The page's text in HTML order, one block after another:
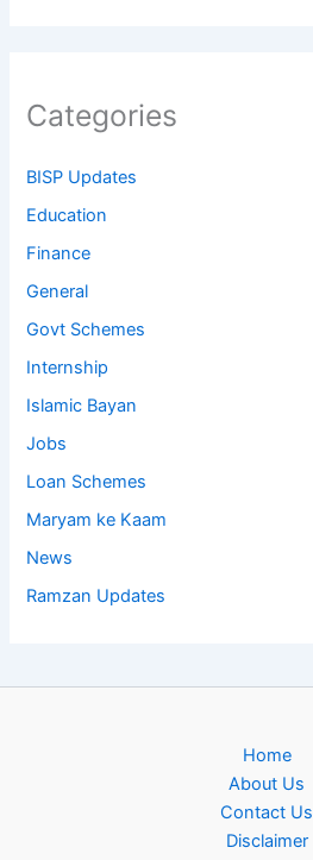
Categories
BISP Updates
Education
Finance
General
Govt Schemes
Internship
Islamic Bayan
Jobs
Loan Schemes
Maryam ke Kaam
News
Ramzan Updates
Home
About Us
Contact Us
Disclaimer